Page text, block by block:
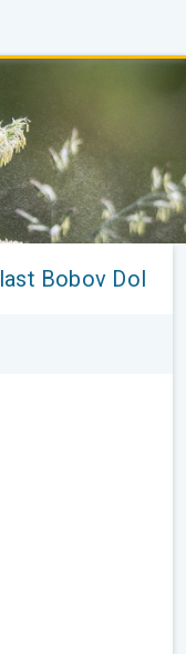
Bobov Dol